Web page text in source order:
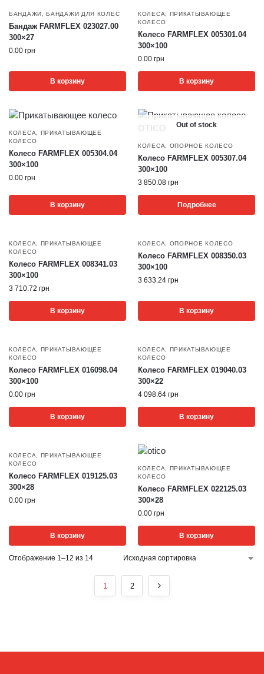
БАНДАЖИ ,БАНДАЖИ ДЛЯ КОЛЕС
Бандаж FARMFLEX 023027.00
300×27
0.00 грн
В корзину
КОЛЕСА
ПРИКАТЫВАЮЩЕЕ
КОЛЕСО
Колесо FARMFLEX 005301.04
300×100
0.00 грн
В корзину
КОЛЕСА
ПРИКАТЫВАЮЩЕЕ
КОЛЕСО
Колесо FARMFLEX 005304.04
300×100
0.00 грн
В корзину
Out of stock
КОЛЕСА ОПОРНОЕ КОЛЕСО
Колесо FARMFLEX 005307.04
300×100
3 850.08 грн
Подробнее
КОЛЕСА
ПРИКАТЫВАЮЩЕЕ
КОЛЕСО
Колесо FARMFLEX 008341.03
300×100
3 710.72 грн
В корзину
КОЛЕСА ОПОРНОЕ КОЛЕСО
Колесо FARMFLEX 008350.03
300×100
3 633.24 грн
В корзину
КОЛЕСА
ПРИКАТЫВАЮЩЕЕ
КОЛЕСО
Колесо FARMFLEX 016098.04
300×100
0.00 грн
В корзину
КОЛЕСА
ПРИКАТЫВАЮЩЕЕ
КОЛЕСО
Колесо FARMFLEX 019040.03
300×22
4 098.64 грн
В корзину
КОЛЕСА
ПРИКАТЫВАЮЩЕЕ
КОЛЕСО
Колесо FARMFLEX 019125.03
300×28
0.00 грн
В корзину
КОЛЕСА
ПРИКАТЫВАЮЩЕЕ
КОЛЕСО
Колесо FARMFLEX 022125.03
300×28
0.00 грн
В корзину
Отображение 1–12 из 14
1 2